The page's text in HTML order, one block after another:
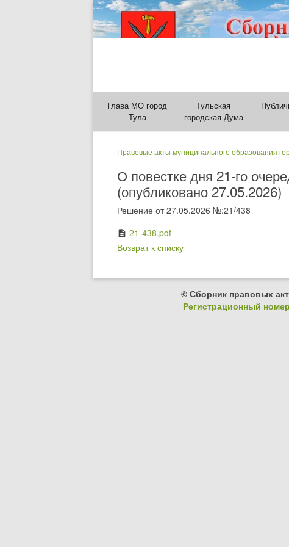
Глава МО город
Тула
Тульская
городская Дума
Правовые акты муниципального образования
О повестке дня 21-го
(опубликовано 27.05.2026)
Решение от 27.05.2026 №:21/438
description 21-438.pdf
Возврат к списку
© Сборник правовых
Регистрационный